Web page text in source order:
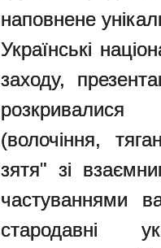
наповнене
Українські
заходу,
(волочіння,
зятя" зі
частуваннями
стародавні